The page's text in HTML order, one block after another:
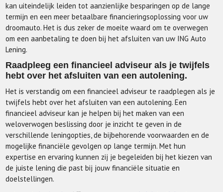
kan uiteindelijk leiden tot aanzienlijke besparingen op de lange
termijn en een meer betaalbare financieringsoplossing voor uw
droomauto. Het is dus zeker de moeite waard om te overwegen
om een aanbetaling te doen bij het afsluiten van uw ING Auto
Lening.
Raadpleeg een financieel adviseur als je twijfels
hebt over het afsluiten van een autolening.
Het is verstandig om een financieel adviseur te raadplegen als je
twijfels hebt over het afsluiten van een autolening. Een
financieel adviseur kan je helpen bij het maken van een
weloverwogen beslissing door je inzicht te geven in de
verschillende leningopties, de bijbehorende voorwaarden en de
mogelijke financiële gevolgen op lange termijn. Met hun
expertise en ervaring kunnen zij je begeleiden bij het kiezen van
de juiste lening die past bij jouw financiële situatie en
doelstellingen.